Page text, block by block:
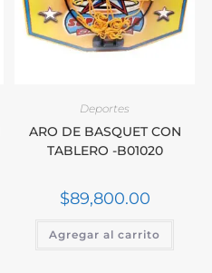
Deportes
ARO DE BASQUET CON
TABLERO -B01020
$89,800.00
Agregar al carrito